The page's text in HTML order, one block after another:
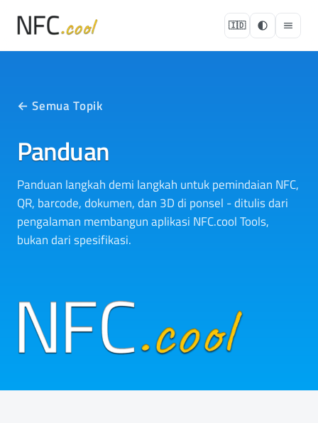
🇮🇩
← Semua Topik
Panduan
Panduan langkah demi langkah untuk pemindaian NFC,
QR, barcode, dokumen, dan 3D di ponsel - ditulis dari
pengalaman membangun aplikasi NFC.cool Tools,
bukan dari spesifikasi.